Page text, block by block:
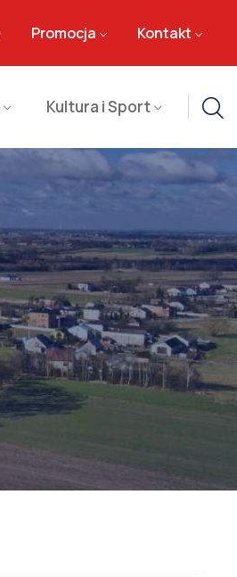
Promocja Kontakt
Kultura i Sport